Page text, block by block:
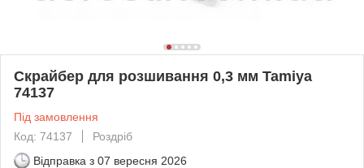
Скрайбер для розшивання 0,3 мм Tamiya
74137
Під замовлення
Код: 74137
Роздріб
Відправка з 07 вересня 2026